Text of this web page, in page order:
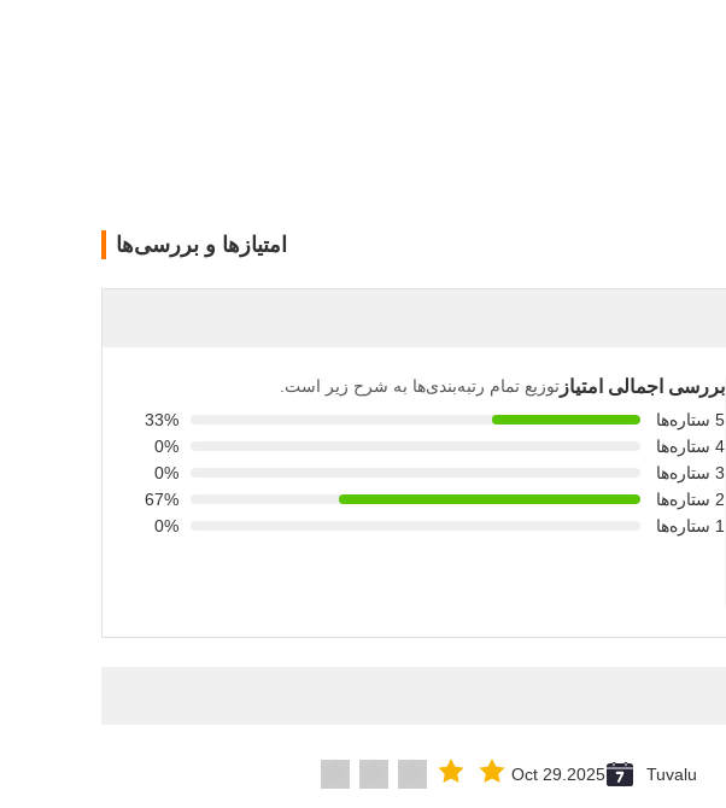
امتیازها و بررسی‌ها
بررسی اجمالی امتیاز توزیع تمام رتبه‌بندی‌ها به شرح زیر است.
5 ستاره‌ها
33%
4 ستاره‌ها
0%
3 ستاره‌ها
0%
2 ستاره‌ها
67%
1 ستاره‌ها
0%
Tuvalu
Oct 29.2025